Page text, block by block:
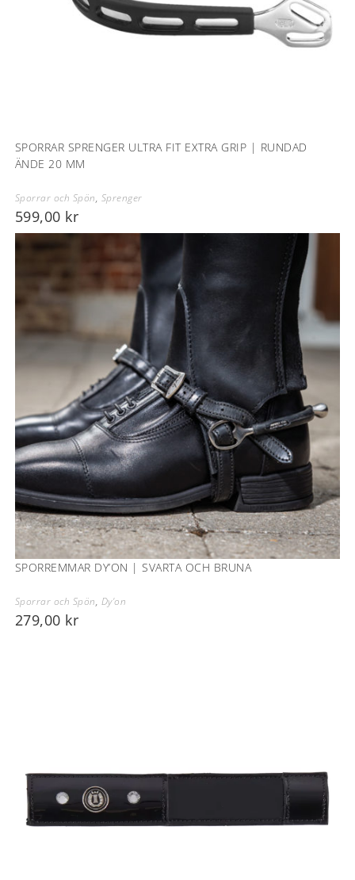
SPORRAR SPRENGER ULTRA FIT EXTRA GRIP | RUNDAD
ÄNDE 20 MM
Sporrar och Spön, Sprenger
599,00 kr
SPORREMMAR DY’ON | SVARTA OCH BRUNA
Sporrar och Spön, Dy'on
279,00 kr